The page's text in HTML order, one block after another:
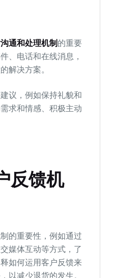
通和处理机制的重要
、电话和在线消息，
解决方案。
，例如保持礼貌和
求和情感、积极主动
反馈机
重要性，例如通过
媒体互动等方式，了
如何运用客户反馈来
以减少退货的发生。